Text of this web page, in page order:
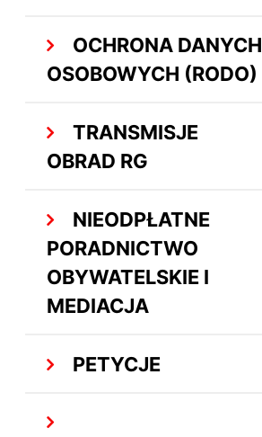
OCHRONA DANYCH
OSOBOWYCH (RODO)
TRANSMISJE
OBRAD RG
NIEODPŁATNE
PORADNICTWO
OBYWATELSKIE I
MEDIACJA
PETYCJE